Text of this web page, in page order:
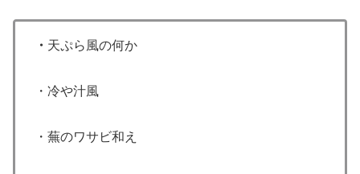
・ 天ぷら風の何か
・冷や汁風
・蕪のワサビ和え